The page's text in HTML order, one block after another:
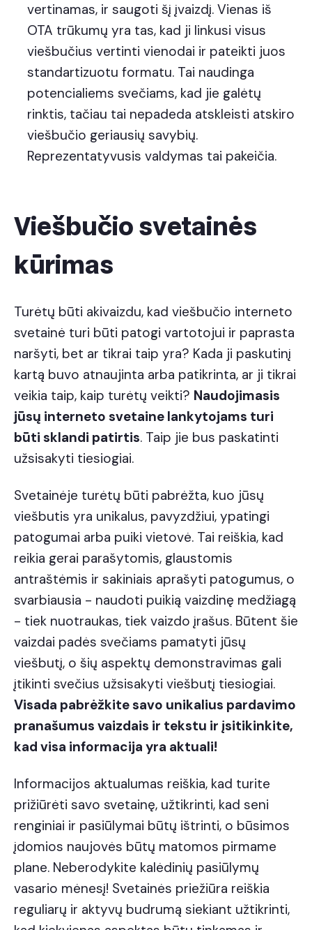
vertinamas, ir saugoti šį įvaizdį. Vienas iš
OTA trūkumų yra tas, kad ji linkusi visus
viešbučius vertinti vienodai ir pateikti juos
standartizuotu formatu. Tai naudinga
potencialiems svečiams, kad jie galėtų
rinktis, tačiau tai nepadeda atskleisti atskiro
viešbučio geriausių savybių.
Reprezentatyvusis valdymas tai pakeičia.
Viešbučio svetainės
kūrimas
Turėtų būti akivaizdu, kad viešbučio interneto
svetainė turi būti patogi vartotojui ir paprasta
naršyti, bet ar tikrai taip yra? Kada ji paskutinį
kartą buvo atnaujinta arba patikrinta, ar ji tikrai
veikia taip, kaip turėtų veikti? Naudojimasis
jūsų interneto svetaine lankytojams turi
būti sklandi patirtis. Taip jie bus paskatinti
užsisakyti tiesiogiai.
Svetainėje turėtų būti pabrėžta, kuo jūsų
viešbutis yra unikalus, pavyzdžiui, ypatingi
patogumai arba puiki vietovė. Tai reiškia, kad
reikia gerai parašytomis, glaustomis
antraštėmis ir sakiniais aprašyti patogumus, o
svarbiausia - naudoti puikią vaizdinę medžiagą
- tiek nuotraukas, tiek vaizdo įrašus. Būtent šie
vaizdai padės svečiams pamatyti jūsų
viešbutį, o šių aspektų demonstravimas gali
įtikinti svečius užsisakyti viešbutį tiesiogiai.
Visada pabrėžkite savo unikalius pardavimo
pranašumus vaizdais ir tekstu ir įsitikinkite,
kad visa informacija yra aktuali!
Informacijos aktualumas reiškia, kad turite
prižiūrėti savo svetainę, užtikrinti, kad seni
renginiai ir pasiūlymai būtų ištrinti, o būsimos
įdomios naujovės būtų matomos pirmame
plane. Neberodykite kalėdinių pasiūlymų
vasario mėnesį! Svetainės priežiūra reiškia
reguliarų ir aktyvų budrumą siekiant užtikrinti,